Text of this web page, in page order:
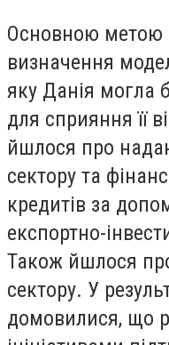
Основною метою
визначення
яку Данія могла
для сприяння її
йшлося про
сектору та
кредитів за
експортно-
Також йшлося
сектору. У
домовилися, що